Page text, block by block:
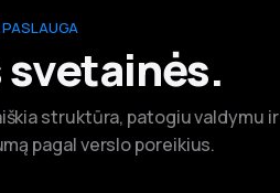
PASLAUGA
struktūra, patogiu valdymu ir
pagal verslo poreikius.